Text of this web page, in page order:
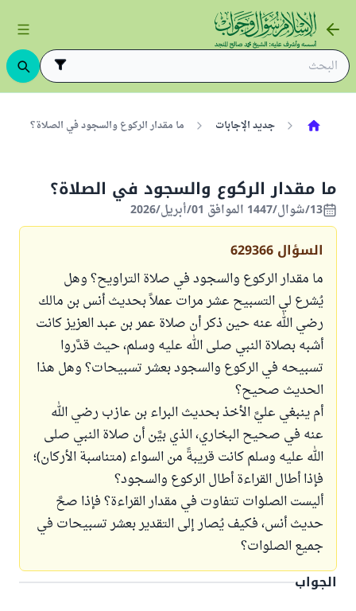
جديد الإجابات ما مقدار الركوع والسجود في الصلاة؟
ما مقدار الركوع والسجود في الصلاة؟
13/شوال/1447 الموافق 01/أبريل/2026
السؤال 629366
ما مقدار الركوع والسجود في صلاة التراويح؟ وهل
يُشرع لي التسبيح عشر مرات عملاً بحديث أنس بن مالك
رضي الله عنه حين ذكر أن صلاة عمر بن عبد العزيز كانت
أشبه بصلاة النبي صلى الله عليه وسلم، حيث قدَّروا
تسبيحه في الركوع والسجود بعشر تسبيحات؟ وهل هذا
الحديث صحيح؟
أم ينبغي عليَّ الأخذ بحديث البراء بن عازب رضي الله
عنه في صحيح البخاري، الذي بيَّن أن صلاة النبي صلى
الله عليه وسلم كانت قريبةً من السواء (متناسبة الأركان)؛
فإذا أطال القراءة أطال الركوع والسجود؟
أليست الصلوات تتفاوت في مقدار القراءة؟ فإذا صحَّ
حديث أنس، فكيف يُصار إلى التقدير بعشر تسبيحات في
جميع الصلوات؟
الجواب